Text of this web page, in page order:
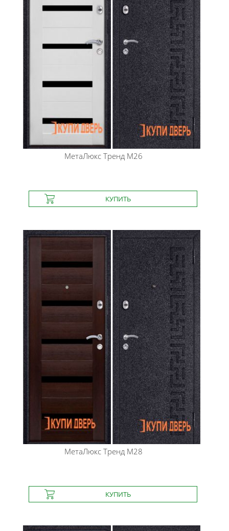
МетаЛюкс Тренд М26
МетаЛюкс Тренд М28